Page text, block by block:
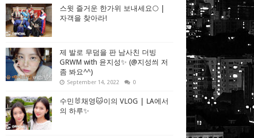
스윗 즐거운 한가위 보내세요🌕 |
자객을 찾아라!
제 발로 무덤을 판 남사친 더빙
GRWM with 윤지성✨ (@지성씌 저
좀 봐요^^)
September 14, 2022 0
수민🐰채영🐱이의 VLOG | LA에서
의 하루✨